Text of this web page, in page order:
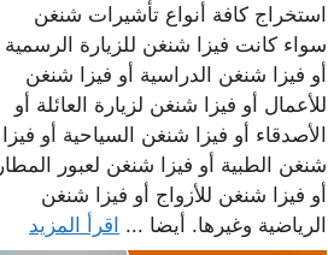
استخراج كافة أنواع تأشيرات شنغن
سواء كانت فيزا شنغن للزيارة الرسمية
أو فيزا شنغن الدراسية أو فيزا شنغن
للأعمال أو فيزا شنغن لزيارة العائلة أو
الأصدقاء أو فيزا شنغن السياحية أو فيزا
شنغن الطبية أو فيزا شنغن لعبور المطار
أو فيزا شنغن للأزواج أو فيزا شنغن
الرياضية وغيرها. أيضا ... اقرأ المزيد